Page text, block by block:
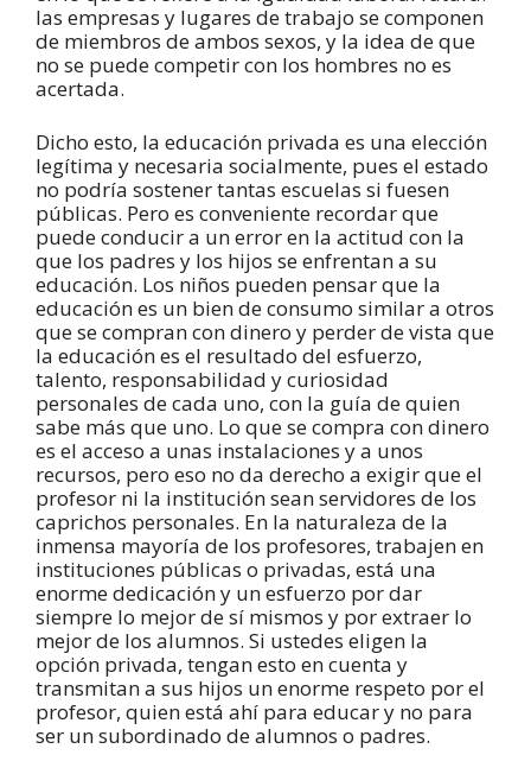
las empresas y lugares de trabajo se componen
de miembros de ambos sexos, y la idea de que
no se puede competir con los hombres no es
acertada.
Dicho esto, la educación privada es una elección
legítima y necesaria socialmente, pues el estado
no podría sostener tantas escuelas si fuesen
públicas. Pero es conveniente recordar que
puede conducir a un error en la actitud con la
que los padres y los hijos se enfrentan a su
educación. Los niños pueden pensar que la
educación es un bien de consumo similar a otros
que se compran con dinero y perder de vista que
la educación es el resultado del esfuerzo,
talento, responsabilidad y curiosidad
personales de cada uno, con la guía de quien
sabe más que uno. Lo que se compra con dinero
es el acceso a unas instalaciones y a unos
recursos, pero eso no da derecho a exigir que el
profesor ni la institución sean servidores de los
caprichos personales. En la naturaleza de la
inmensa mayoría de los profesores, trabajen en
instituciones públicas o privadas, está una
enorme dedicación y un esfuerzo por dar
siempre lo mejor de sí mismos y por extraer lo
mejor de los alumnos. Si ustedes eligen la
opción privada, tengan esto en cuenta y
transmitan a sus hijos un enorme respeto por el
profesor, quien está ahí para educar y no para
ser un subordinado de alumnos o padres.